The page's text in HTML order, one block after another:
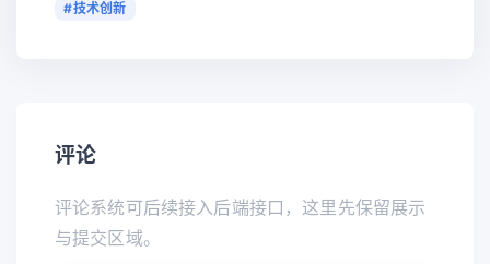
#技术创新
评论
评论系统可后续接入后端接口，这里先保留展示
与提交区域。